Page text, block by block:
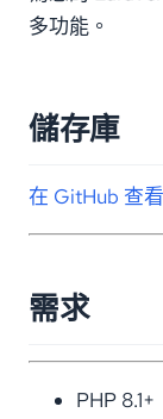
多功能。
儲存庫
在 GitHub 查看
需求
PHP 8.1+